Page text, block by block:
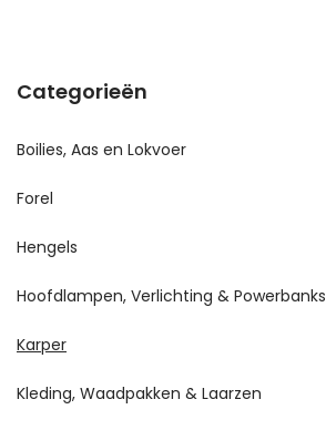
Categorieën
Boilies, Aas en Lokvoer
Forel
Hengels
Hoofdlampen, Verlichting & Powerbanks
Karper
Kleding, Waadpakken & Laarzen